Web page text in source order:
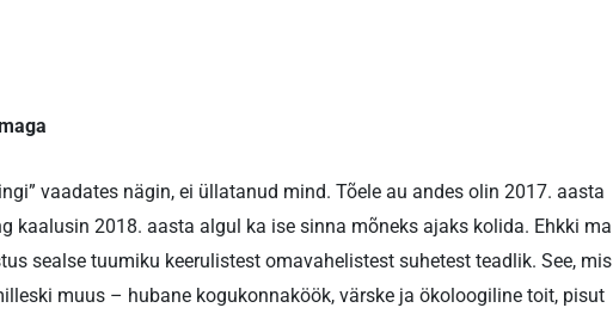
vaadates nägin, ei üllatanud mind. Tõele au andes olin 2017. aasta
kaalusin 2018. aasta algul ka ise sinna mõneks ajaks kolida. Ehkki ma
sealse tuumiku keerulistest omavahelistest suhetest teadlik. See, mis
muus – hubane kogukonnaköök, värske ja ökoloogiline toit, pisut